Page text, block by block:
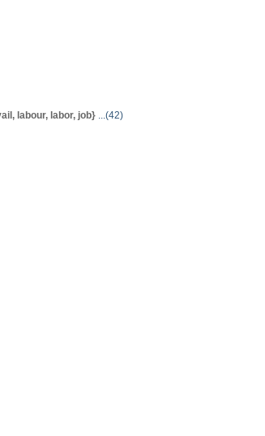
labour, labor, job} ...(42)